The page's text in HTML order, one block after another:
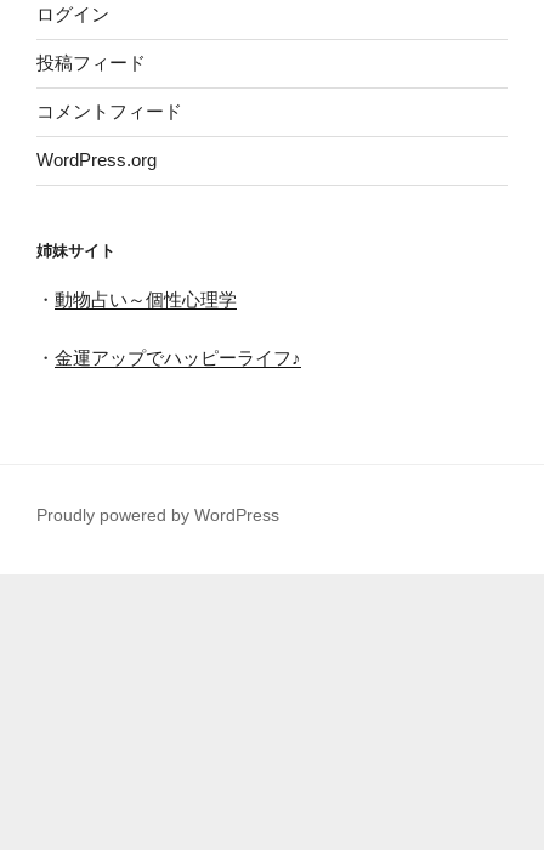
ログイン
投稿フィード
コメントフィード
WordPress.org
姉妹サイト
・ 動物占い～個性心理学
・ 金運アップでハッピーライフ♪
Proudly powered by WordPress